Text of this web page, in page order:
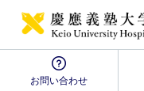
お問い合わせ
Disease Name Search